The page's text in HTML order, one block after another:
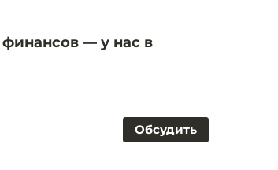
— у нас в
Обсудить